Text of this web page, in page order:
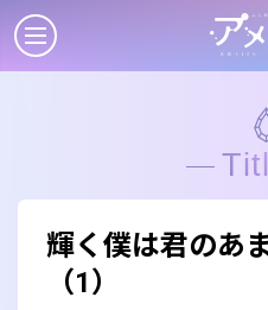
輝く僕は君のあ
（1）